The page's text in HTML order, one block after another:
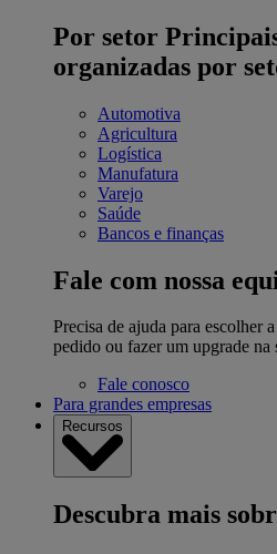
Por setor
organizadas por
Automotiva
Agricultura
Logística
Manufatura
Varejo
Saúde
Bancos e finanças
Fale com nossa
Precisa de ajuda para escolher
pedido ou fazer um upgrade na
Fale conosco
Para grandes empresas
Recursos
Descubra mais